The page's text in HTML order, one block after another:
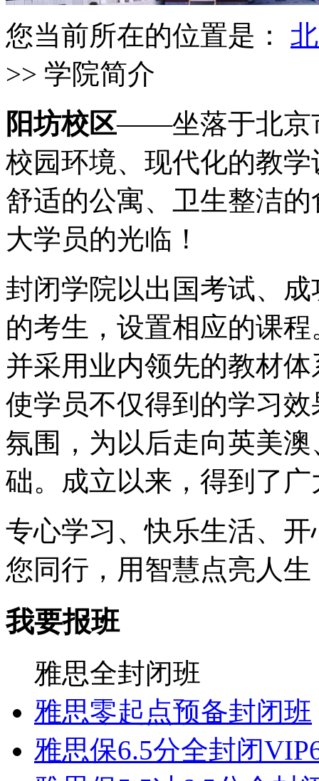
您当前所在的位置是：
>> 学院简介
阳坊校区——坐落于北京
校园环境、现代化的教
舒适的公寓、卫生整洁
大学员的光临！
封闭学院以出国考试、
的考生，设置相应的课
并采用业内领先的教材
使学员不仅得到的学习
氛围，为以后走向英美
础。成立以来，得到了
专心学习、快乐生活、
您同行，用智慧点亮人生
我要报班
雅思全封闭班
雅思零起点预备封闭班
雅思保6.5分全封闭